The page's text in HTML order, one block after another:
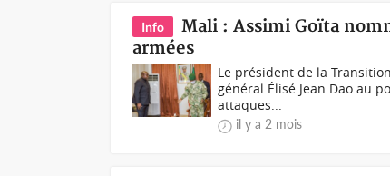
Info
Mali : Assimi Goïta
armées
Le président de la
général Élisé Jean Dao au
attaques...
il y a 2 mois